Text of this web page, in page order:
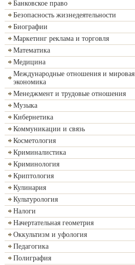
Банковское право
Безопасность жизнедеятельности
Биографии
Маркетинг реклама и торговля
Математика
Медицина
Международные отношения и мировая
экономика
Менеджмент и трудовые отношения
Музыка
Кибернетика
Коммуникации и связь
Косметология
Криминалистика
Криминология
Криптология
Кулинария
Культурология
Налоги
Начертательная геометрия
Оккультизм и уфология
Педагогика
Полиграфия